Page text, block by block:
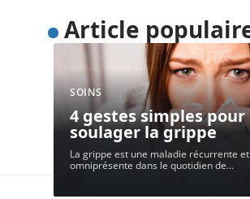
Article
SOINS
4 gestes simples pour
soulager la grippe
La grippe est une maladie récurrente et
omniprésente dans le quotidien de…